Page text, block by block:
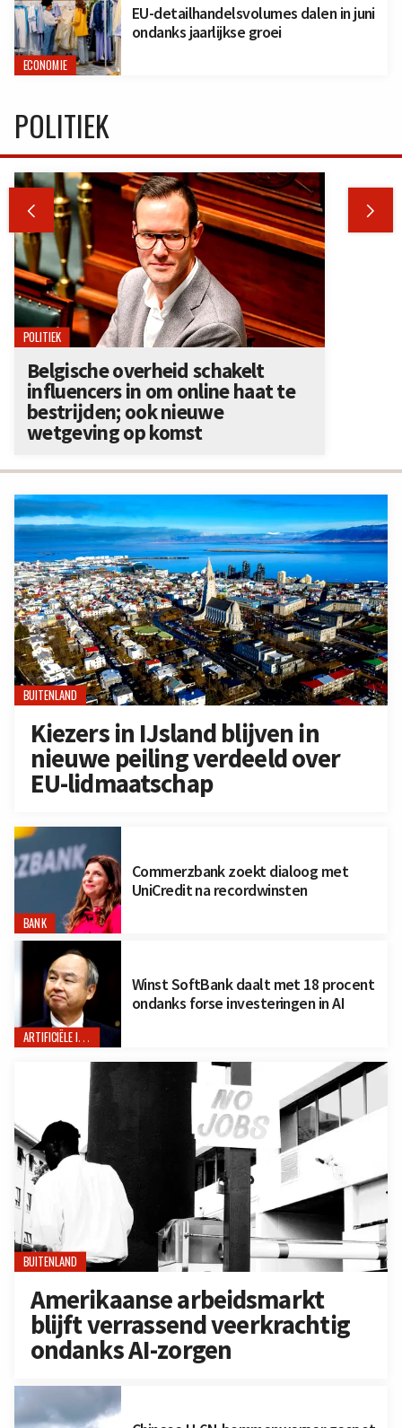
ECONOMIE
EU-detailhandelsvolumes dalen in juni
ondanks jaarlijkse groei
BUITENLAND
Kiezers in IJsland blijven in
nieuwe peiling verdeeld over
EU-lidmaatschap
BANK
Commerzbank zoekt dialoog met
UniCredit na recordwinsten
ARTIFICIËLE INTELLIGENTIE
Winst SoftBank daalt met 18 procent
ondanks forse investeringen in AI
BUITENLAND
Amerikaanse arbeidsmarkt
blijft verrassend veerkrachtig
ondanks AI-zorgen
POLITIEK
 
POLITIEK
Belgische overheid schakelt
influencers in om online haat te
bestrijden; ook nieuwe
wetgeving op komst